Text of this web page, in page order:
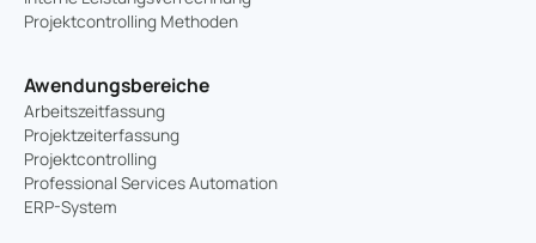
Projektcontrolling Methoden
Awendungsbereiche
Arbeitszeitfassung
Projektzeiterfassung
Projektcontrolling
Professional Services Automation
ERP-System